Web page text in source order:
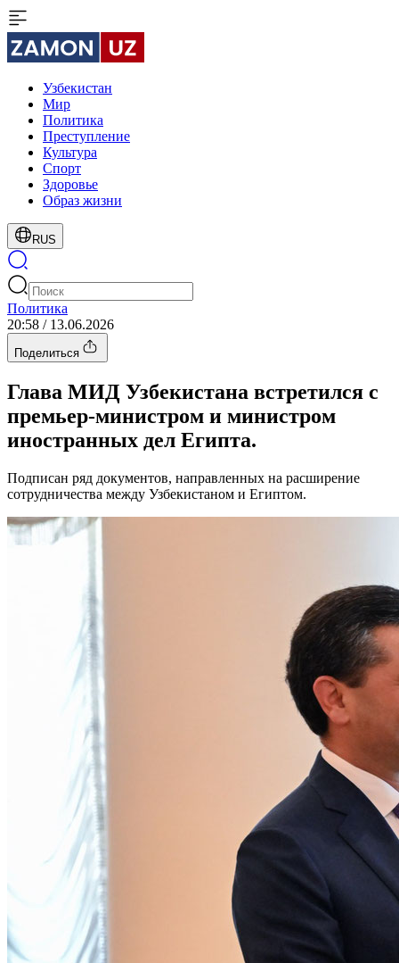
Узбекистан
Мир
Политика
Преступление
Культура
Спорт
Здоровье
Образ жизни
RUS
Политика
20:58 / 13.06.2026
Поделиться
Глава МИД Узбекистана встретился с
премьер-министром и министром
иностранных дел Египта.
Подписан ряд документов, направленных на расширение
сотрудничества между Узбекистаном и Египтом.